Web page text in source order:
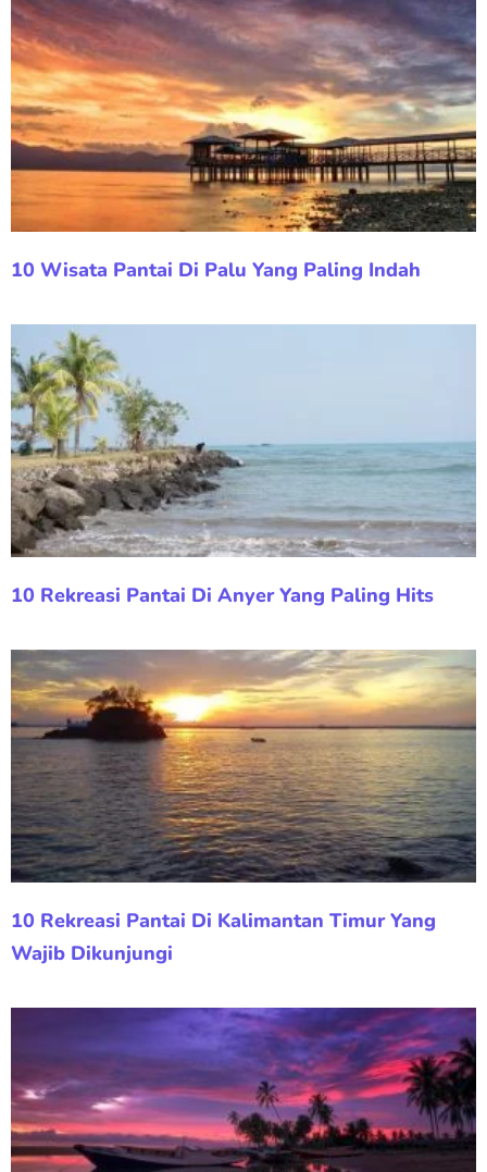
10 Wisata Pantai Di Palu Yang Paling Indah
10 Rekreasi Pantai Di Anyer Yang Paling Hits
10 Rekreasi Pantai Di Kalimantan Timur Yang
Wajib Dikunjungi